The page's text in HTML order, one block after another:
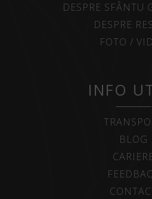
DESPRE SFÂNTU
DESPRE
FOTO /
INFO
BLOG